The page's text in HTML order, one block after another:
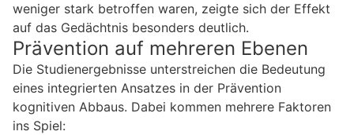
weniger stark betroffen waren, zeigte sich der Effekt
auf das Gedächtnis besonders deutlich.
Prävention auf mehreren Ebenen
Die Studienergebnisse unterstreichen die Bedeutung
eines integrierten Ansatzes in der Prävention
kognitiven Abbaus. Dabei kommen mehrere Faktoren
ins Spiel: